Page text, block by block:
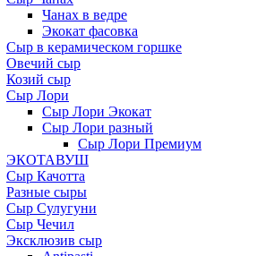
Чанах в ведре
Экокат фасовка
Сыр в керамическом горшке
Овечий сыр
Козий сыр
Сыр Лори
Сыр Лори Экокат
Сыр Лори разный
Сыр Лори Премиум
ЭКОТАВУШ
Сыр Качотта
Разные сыры
Сыр Сулугуни
Сыр Чечил
Эксклюзив сыр